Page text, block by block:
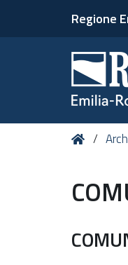
Regione
Tu Home